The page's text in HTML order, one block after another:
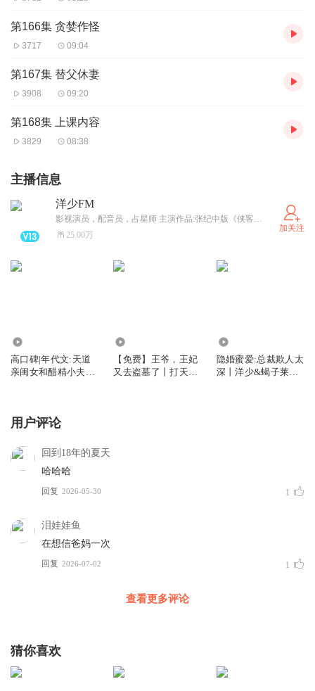
第166集 贪婪作怪
3717 09:04
第167集 替父休妻
3908 09:20
第168集 上课内容
3829 08:38
主播信息
洋少FM
影视演员，配音员，占星师 主演作品:张纪中版《侠客行》等 配音作品:电影《中国医生》等
25.00万
加关注
高口碑|年代文:天道
亲闺女和醋精小夫君
【免费】王爷，王妃
又去盗墓了丨打天下
隐婚蜜爱:总裁欺人太
深丨洋少&蝎子莱莱
用户评论
回到18年的夏天
哈哈哈
回复 2026-05-30 1
泪娃娃鱼
在想信爸妈一次
回复 2026-07-02 1
查看更多评论
猜你喜欢